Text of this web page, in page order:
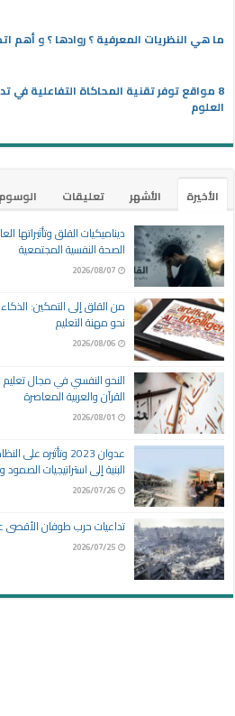
ما هي النظريات المعرفية ؟ روادها ؟ و أهم
8 مواقع توفر تقنية المحاكاة التفاعلية في
العلوم
الأخيرة الأشهر تعليقات
الوسوم
ديناميكيات القلق وتأثيراتها
الصحة النفسية المجتمعية
2026/08/07
من القلق إلى التمكين: الذكاء
نحو مهنة التعليم
2026/08/06
النحو النفسي في مجال تعليم
القرآن والعربية المعاصرة
2026/08/01
عدوان 2023
البنية إلى استراتيجيات الصمود
2026/07/26
تداعيات حرب طوفان الأقصى
2026/07/25